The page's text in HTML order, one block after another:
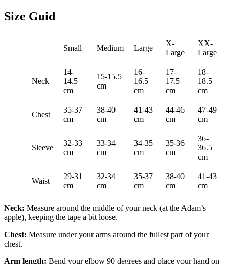
Size Guid
Small Medium Large
X-
Large
XX-
Large
Neck
14-
14.5
cm
15-15.5
cm
16-
16.5
cm
17-
17.5
cm
18-
18.5
cm
Chest
35-37
cm
38-40
cm
41-43
cm
44-46
cm
47-49
cm
Sleeve
32-33
cm
33-34
cm
34-35
cm
35-36
cm
36-
36.5
cm
Waist
29-31
cm
32-34
cm
35-37
cm
38-40
cm
41-43
cm
Neck: Measure around the middle of your neck (at the Adam’s
apple), keeping the tape a bit loose.
Chest: Measure under your arms around the fullest part of your
chest.
Arm length: Bend your elbow 90 degrees and place your hand on